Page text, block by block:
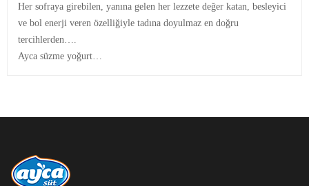
Her sofraya girebilen, yanına gelen her lezzete değer katan, besleyici
ve bol enerji veren özelliğiyle tadına doyulmaz en doğru
tercihlerden….
Ayca süzme yoğurt…